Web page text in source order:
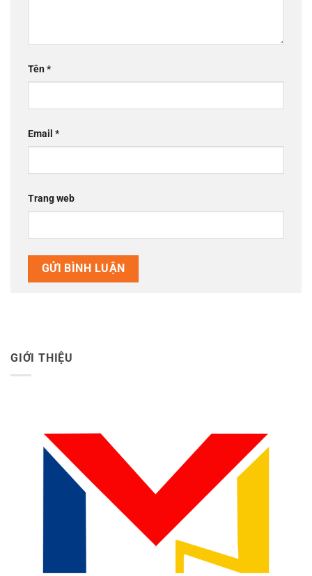
Tên*
Email *
Trang web
GIỚI THIỆU